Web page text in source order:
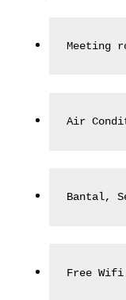
Meeting
Air
Bantal,
Free